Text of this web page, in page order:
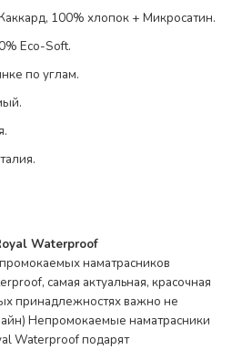
100% хлопок + Микросатин.
Eco-Soft.
по углам.
Waterproof
наматрасников
самая актуальная, красочная
принадлежностях важно не
Непромокаемые наматрасники
Waterproof подарят